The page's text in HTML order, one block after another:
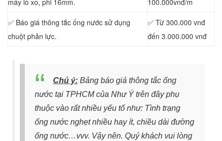
máy lò xo, phi 16mm. 100.000vnđ/m
✅ Báo giá thông tắc ống nước sử dụng
chuột phản lực.
✅ Từ 300.000 vnđ
đến 3.000.000 vnđ
Chú ý: Bảng báo giá thông tắc ống
nước tại TPHCM của Như Ý trên đây phụ
thuộc vào rất nhiều yếu tố như: Tình trạng
ống nước nghẹt nhiều hay ít, chiều dài đường
ống nước…vvv. Vậy nên. Quý khách vui lòng